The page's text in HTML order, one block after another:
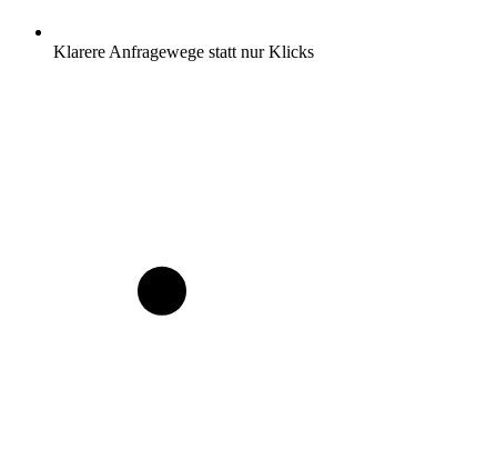
Klarere Anfragewege statt nur Klicks